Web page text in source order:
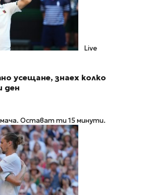
Live
усещане, знаех колко
ден
мача. Остават ти 15 минути.